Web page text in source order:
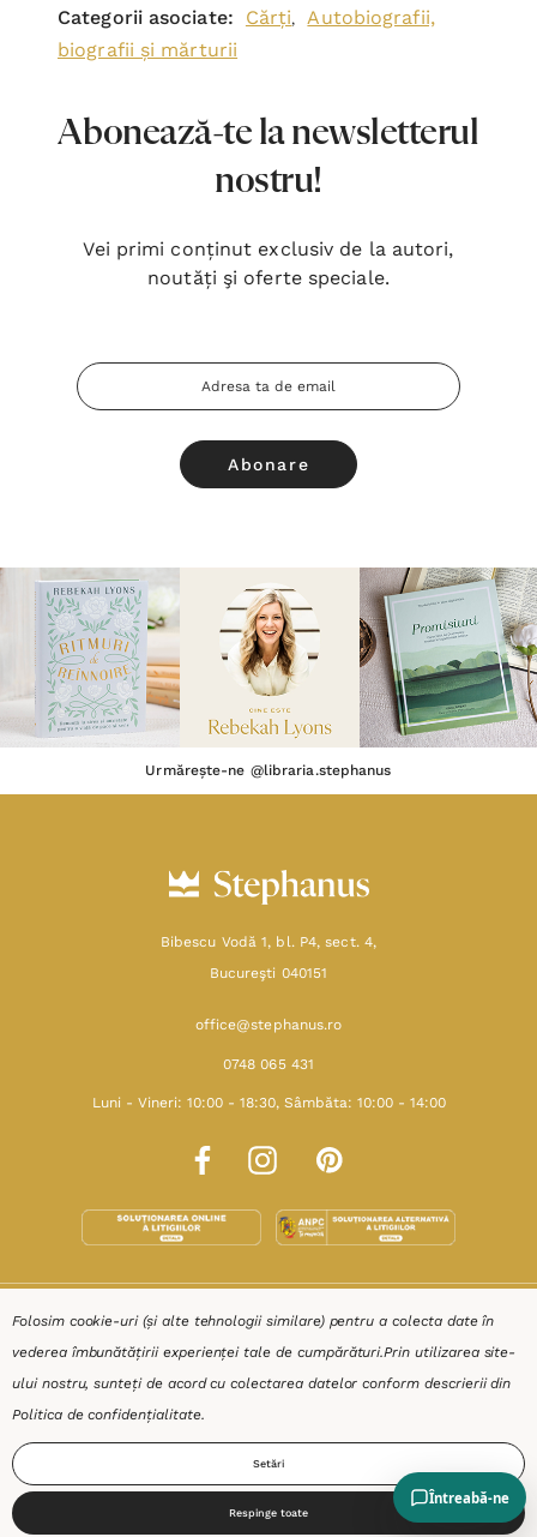
Categorii asociate: Cărți,
Autobiografii,
biografii și mărturii
Abonează-te la newsletterul
nostru!
Vei primi conținut exclusiv de la autori,
noutăți şi oferte speciale.
Adresa
Email
Urmărește-ne @libraria.stephanus
Bibescu Vodă 1, bl. P4, sect. 4,
Bucureşti 040151
office@stephanus.ro
0748 065 431
Luni - Vineri: 10:00 - 18:30, Sâmbăta: 10:00 - 14:00
SHOP
RESURSE
AJUTOR
DESPRE
Folosim cookie-uri (și alte tehnologii similare) pentru a colecta date în
vederea îmbunătățirii experienței tale de cumpărături.Prin utilizarea site-
ului nostru, sunteți de acord cu colectarea datelor conform descrierii din
Politica de confidențialitate.
Setări
Respinge toate